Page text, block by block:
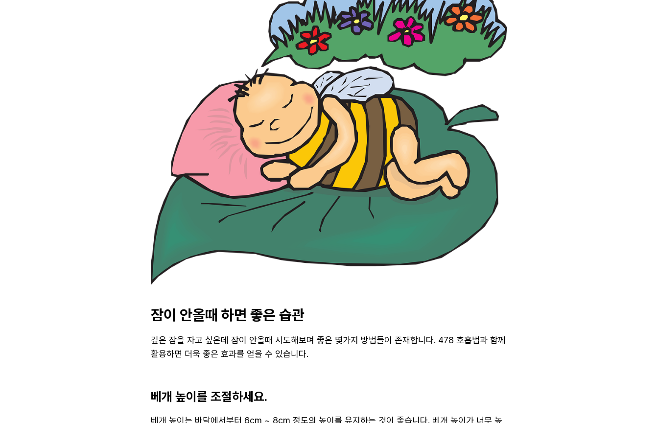
잠이 안올때 하면 좋은 습관
깊은 잠을 자고 싶은데 잠이 안올때 시도해보며 좋은 몇가지 방법들이 존재합니다. 478 호흡법과 함께
활용하면 더욱 좋은 효과를 얻을 수 있습니다.
베개 높이를 조절하세요.
베개 높이는 바닥에서부터 6cm ~ 8cm 정도의 높이를 유지하는 것이 좋습니다. 베개 높이가 너무 높